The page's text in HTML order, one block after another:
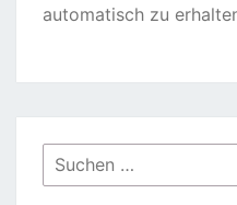
automatisch zu
Suchen
nach: